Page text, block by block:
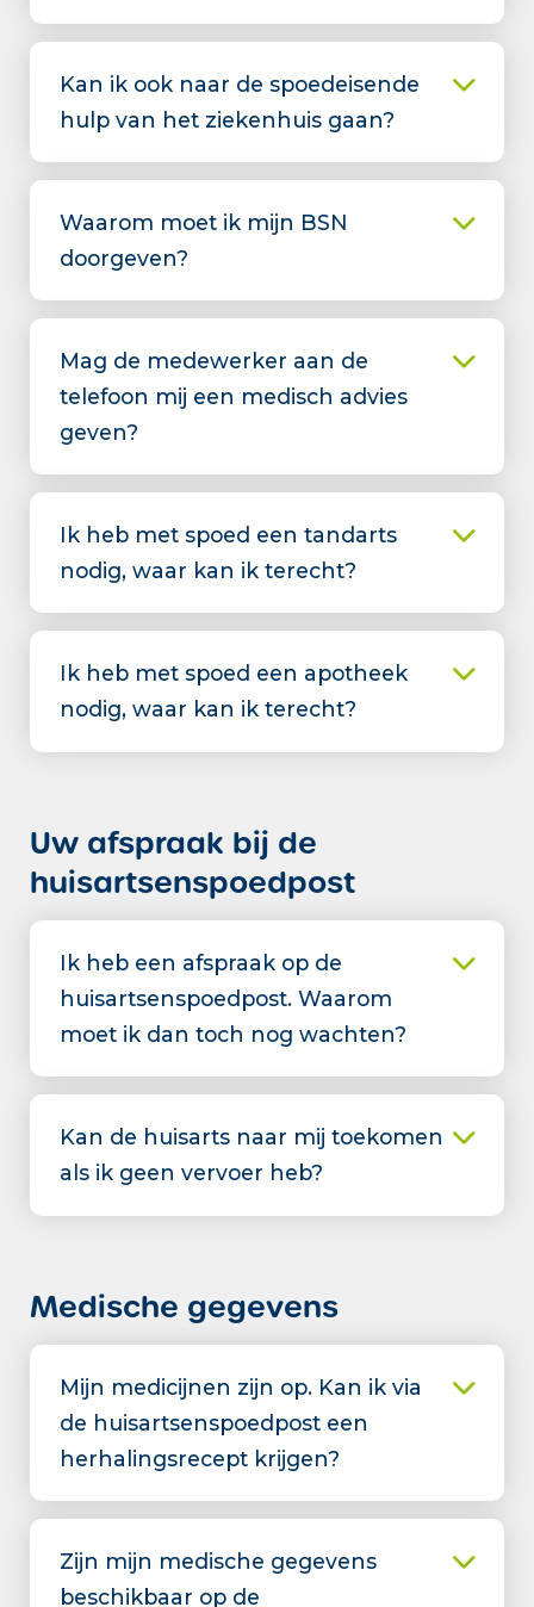
Kan ik ook naar de spoedeisende
hulp van het ziekenhuis gaan?
Waarom moet ik mijn BSN
doorgeven?
Mag de medewerker aan de
telefoon mij een medisch advies
geven?
Ik heb met spoed een tandarts
nodig, waar kan ik terecht?
Ik heb met spoed een apotheek
nodig, waar kan ik terecht?
Uw afspraak bij de
huisartsenspoedpost
Ik heb een afspraak op de
huisartsenspoedpost. Waarom
moet ik dan toch nog wachten?
Kan de huisarts naar mij toekomen
als ik geen vervoer heb?
Medische gegevens
Mijn medicijnen zijn op. Kan ik via
de huisartsenspoedpost een
herhalingsrecept krijgen?
Zijn mijn medische gegevens
beschikbaar op de